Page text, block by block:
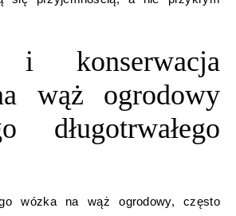
i konserwacja
wąż ogrodowy
długotrwałego
wózka na wąż ogrodowy, często